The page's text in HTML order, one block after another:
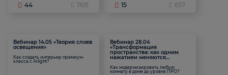
44 1105 15 657
Вебинар 14.05 «Теория слоев
освещения»
Как создать интерьер премиум-
класса с Arlight?
Вебинар 28.04
«Трансформация
пространства: как одним
нажатием меняются
Как модернизировать любую
комнату в доме до уровня ПРО?